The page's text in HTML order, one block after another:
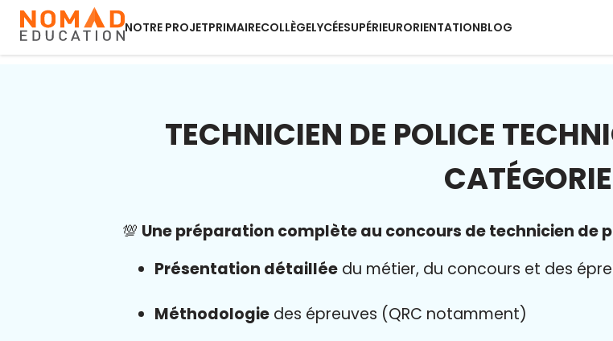
NOTRE PROJETPRIMAIRECOLLÈGELYCÉESUPÉRIEURORIENTATIONBLOG
TECHNICIEN DE POLICE
💯 Une préparation complète au concours de technicien de
Présentation détaillée du métier, du concours et des
Méthodologie des épreuves (QRC notamment)